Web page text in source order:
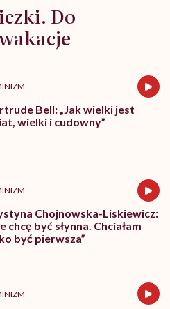
Do
Bell: „Jak wielki jest
wielki i cudowny”
Chojnowska-Liskiewicz:
chcę być słynna. Chciałam
być pierwsza”